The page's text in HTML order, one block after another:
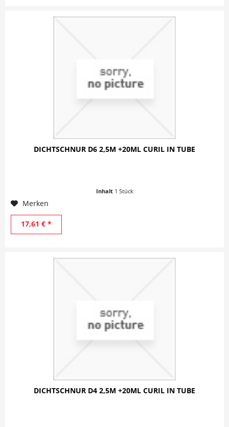
DICHTSCHNUR D6 2,5M +20ML CURIL IN TUBE
Inhalt 1 Stück
Merken
17,61 € *
DICHTSCHNUR D4 2,5M +20ML CURIL IN TUBE